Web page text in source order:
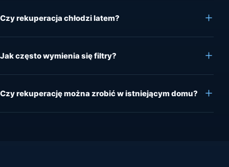
Czy rekuperacja chłodzi latem?
Jak często wymienia się filtry?
Czy rekuperację można zrobić w istniejącym domu?